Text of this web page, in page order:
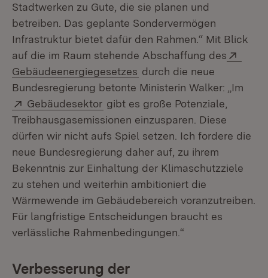
Stadtwerken zu Gute, die sie planen und
betreiben. Das geplante Sondervermögen
Infrastruktur bietet dafür den Rahmen.“ Mit Blick
auf die im Raum stehende Abschaffung des
Gebäudeenergiegesetzes (Öffnet in neuem Fenster)
durch die neue
Bundesregierung betonte Ministerin Walker: „Im
Extern:
Gebäudesektor (Öffnet in neuem Fenster)
gibt es große Potenziale,
Treibhausgasemissionen einzusparen. Diese
dürfen wir nicht aufs Spiel setzen. Ich fordere die
neue Bundesregierung daher auf, zu ihrem
Bekenntnis zur Einhaltung der Klimaschutzziele
zu stehen und weiterhin ambitioniert die
Wärmewende im Gebäudebereich voranzutreiben.
Für langfristige Entscheidungen braucht es
verlässliche Rahmenbedingungen.“
Verbesserung der